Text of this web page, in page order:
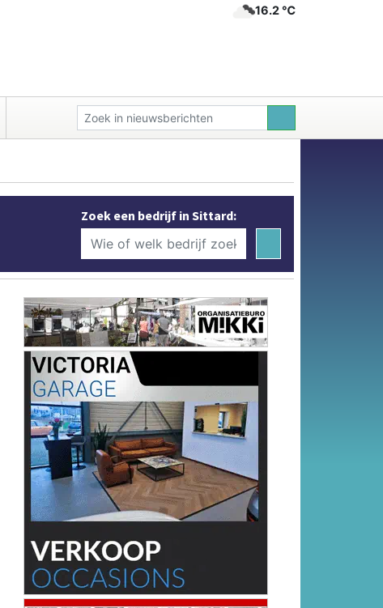
16.2 ℃
Zoek een bedrijf in Sittard: